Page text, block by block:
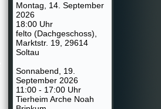
Montag, 14. September
2026
18:00 Uhr
felto (Dachgeschoss),
Marktstr. 19, 29614
Soltau
Sonnabend, 19.
September 2026
11:00 - 17:00 Uhr
Tierheim Arche Noah